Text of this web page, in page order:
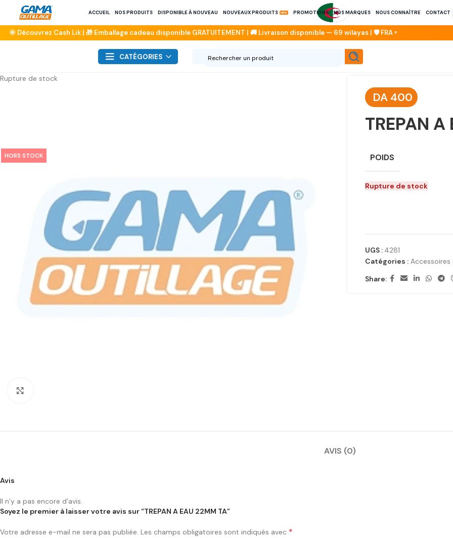
ACCUEIL NOS PRODUITS DISPONIBLE À NOUVEAU NOUVEAUX PRODUITS PROMOTIONS NOS MARQUES NOUS CONNAÎTRE CONTACT
CATÉGORIES
Rupture de stock
HORS STOCK
DA 400
TREPAN
POIDS
Rupture de stock
UGS : 4281
Catégories :
Share:
AVIS (0)
Avis
Il n’y a pas encore d’avis.
Soyez le premier à laisser votre avis sur “TREPAN A EAU 22MM TA”
Votre adresse e-mail ne sera pas publiée. Les champs obligatoires sont indiqués avec *